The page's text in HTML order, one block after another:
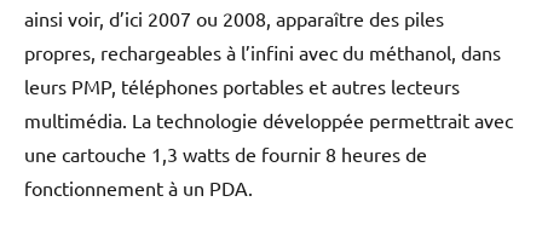
ainsi voir, d’ici 2007 ou 2008, apparaître des piles
propres, rechargeables à l’infini avec du méthanol, dans
leurs PMP, téléphones portables et autres lecteurs
multimédia. La technologie développée permettrait avec
une cartouche 1,3 watts de fournir 8 heures de
fonctionnement à un PDA.